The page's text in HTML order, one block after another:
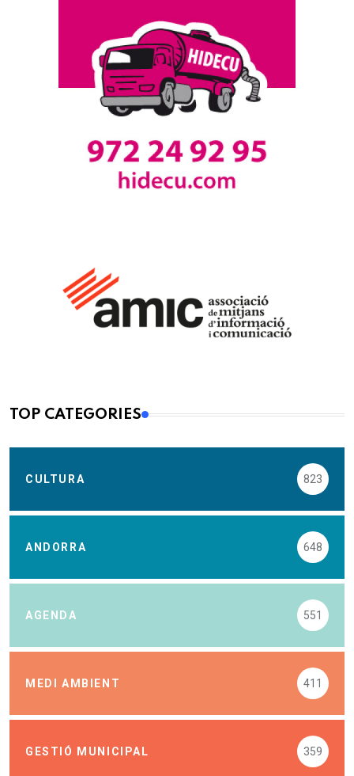
TOP CATEGORIES
CULTURA 823
ANDORRA 648
AGENDA 551
MEDI AMBIENT 411
GESTIÓ MUNICIPAL 359